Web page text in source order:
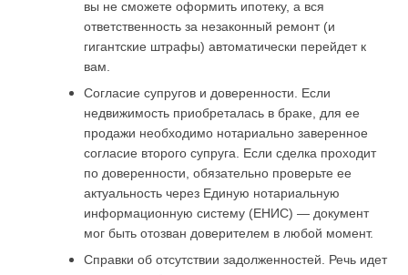
вы не сможете оформить ипотеку, а вся
ответственность за незаконный ремонт (и
гигантские штрафы) автоматически перейдет к
вам.
Согласие супругов и доверенности. Если
недвижимость приобреталась в браке, для ее
продажи необходимо нотариально заверенное
согласие второго супруга. Если сделка проходит
по доверенности, обязательно проверьте ее
актуальность через Единую нотариальную
информационную систему (ЕНИС) — документ
мог быть отозван доверителем в любой момент.
Справки об отсутствии задолженностей. Речь идет